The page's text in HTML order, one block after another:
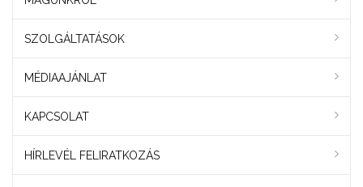
SZOLGÁLTATÁSOK
MÉDIAAJÁNLAT
KAPCSOLAT
HÍRLEVÉL FELIRATKOZÁS